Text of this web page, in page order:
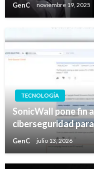
GenC noviembre 19, 2025
TECNOLOGÍA
SonicWall pone fin
ciberseguridad
GenC julio 13, 2026